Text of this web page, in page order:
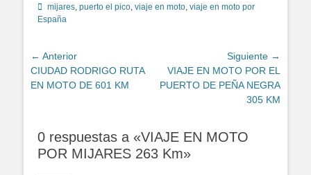
Etiquetas
mijares puerto el pico viaje en moto viaje en moto por
España
Navegación
de
entradas
← Anterior
Entrada
anterior:
CIUDAD RODRIGO RUTA
EN MOTO DE 601 KM
Siguiente →
Entrada
siguiente:
VIAJE EN MOTO POR EL
PUERTO DE PEÑA NEGRA
305 KM
0 respuestas a «VIAJE EN MOTO
POR MIJARES 263 Km»